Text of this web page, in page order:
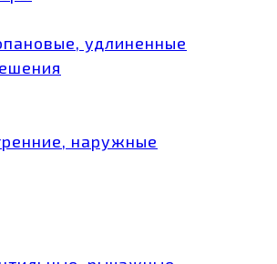
удлиненные
наружные